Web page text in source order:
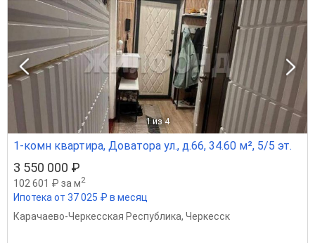
1 из 4
1-комн квартира, Доватора ул., д.66, 34.60 м², 5/5 эт.
3 550 000 ₽
102 601 ₽ за м2
Ипотека от 37 025 ₽ в месяц
Карачаево-Черкесская Республика, Черкесск